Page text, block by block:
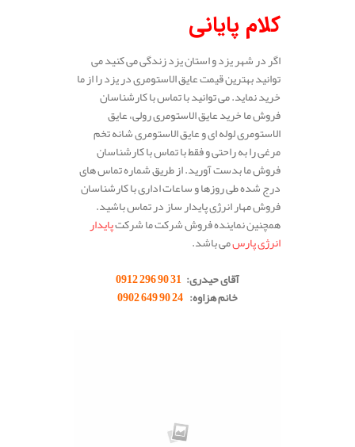
کلام پایانی
اگر در شهر یزد و استان یزد زندگی می کنید می
توانید بهترین قیمت عایق الاستومری در یزد را از ما
خرید نماید. می توانید با تماس با کارشناسان
فروش ما خرید عایق الاستومری رولی، عایق
الاستومری لوله ای و عایق الاستومری شانه تخم
مرغی را به راحتی و فقط با تماس با کارشناسان
فروش ما بدست آورید. از طریق شماره تماس های
درج شده طی روزها و ساعات اداری با کارشناسان
فروش مهار انرژی پایدار ساز در تماس باشید.
همچنین نماینده فروش شرکت ما شرکتپایدار
انرژی پارسمی باشد.
آقای حیدری: 31 90 296 0912
خانم هزاوه: 24 90 649 0902